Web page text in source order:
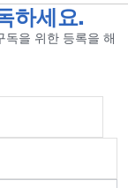
하세요.
을 위한 등록을 해